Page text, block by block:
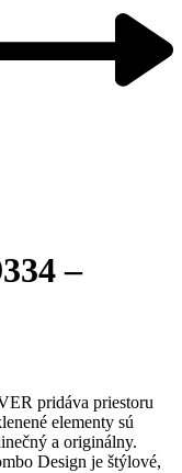
–
pridáva priestoru
elementy sú
a originálny.
Design je štýlové,